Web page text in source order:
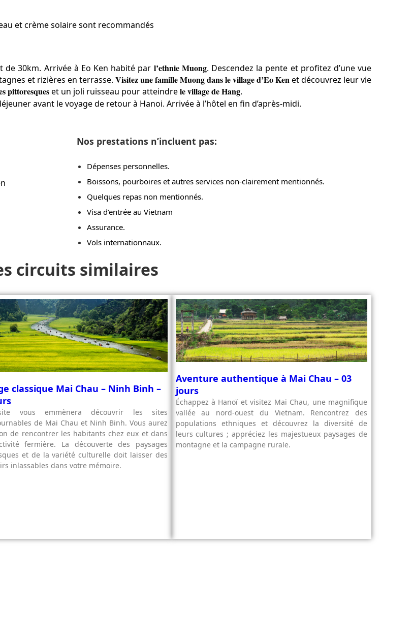
et crème solaire sont recommandés
30km. Arrivée à Eo Ken habité par l’ethnie Muong. Descendez la pente et profitez d’une vue
et rizières en terrasse. Visitez une famille Muong dans le village d’Eo Kenet découvrez leur vie
pittoresqueset un joli ruisseau pour atteindrele village de Hang.
avant le voyage de retour à Hanoi. Arrivée à l’hôtel en fin d’après-midi.
Nos prestations n’incluent pas:
Dépenses personnelles.
Boissons, pourboires et autres services non-clairement mentionnés.
Quelques repas non mentionnés.
Visa d’entrée au Vietnam
Assurance.
Vols internationnaux.
circuits similaires
classique Mai Chau – Ninh Binh –
vous emmènera découvrir les sites
de Mai Chau et Ninh Binh. Vous aurez
de rencontrer les habitants chez eux et dans
fermière. La découverte des paysages
et de la variété culturelle doit laisser des
inlassables dans votre mémoire.
Aventure authentique à Mai Chau – 03
jours
Échappez à Hanoï et visitez Mai Chau, une magnifique
vallée au nord-ouest du Vietnam. Rencontrez des
populations ethniques et découvrez la diversité de
leurs cultures ; appréciez les majestueux paysages de
montagne et la campagne rurale.